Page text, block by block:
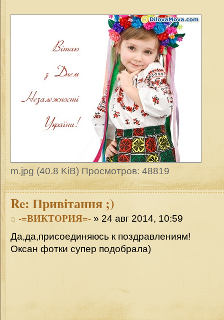
m.jpg (40.8 KiB) Просмотров: 48819
Re: Привітання ;)
-=ВИКТОРИЯ=- » 24 авг 2014, 10:59
Да,да,присоединяюсь к поздравлениям!
Оксан фотки супер подобрала)